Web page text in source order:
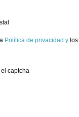
Política de privacidad y los
el captcha